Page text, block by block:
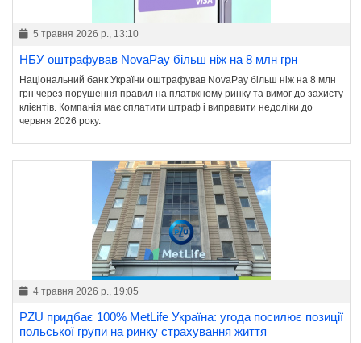
5 травня 2026 р., 13:10
НБУ оштрафував NovaPay більш ніж на 8 млн грн
Національний банк України оштрафував NovaPay більш ніж на 8 млн
грн через порушення правил на платіжному ринку та вимог до захисту
клієнтів. Компанія має сплатити штраф і виправити недоліки до
червня 2026 року.
4 травня 2026 р., 19:05
PZU придбає 100% MetLife Україна: угода посилює позиції
польської групи на ринку страхування життя